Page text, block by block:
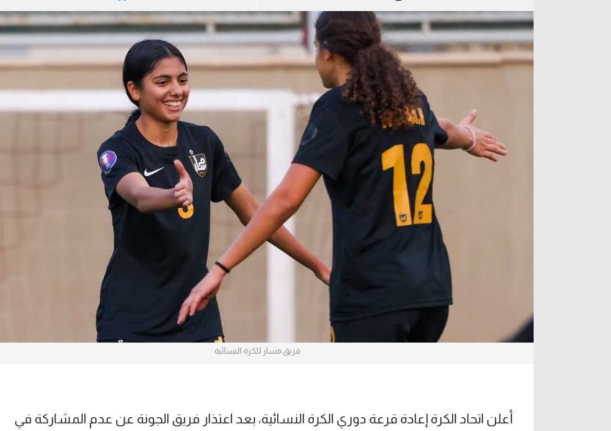
آراء حرة
ركن الألعاب
الدوري السعودي للمحترفين
دوري أبطال أوروبا
دوري أبطال إفريقيا
كل البطولات
دوري أبطال أوروبا
القسم الثاني
رياضات أخرى
آسيا
أمريكا
ركن الألعاب
فريق مسار للكرة النسائية
أعلن اتحاد الكرة إعادة قرعة دوري الكرة النسائية، بعد اعتذار فريق الجونة عن عدم المشاركة في